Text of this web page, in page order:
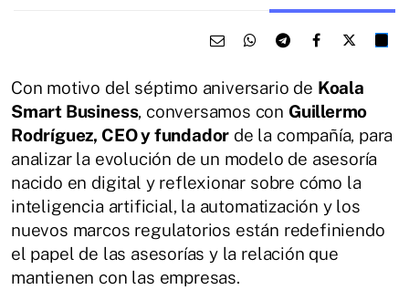
Con motivo del séptimo aniversario de Koala
Smart Business, conversamos con Guillermo
Rodríguez, CEO y fundador de la compañía, para
analizar la evolución de un modelo de asesoría
nacido en digital y reflexionar sobre cómo la
inteligencia artificial, la automatización y los
nuevos marcos regulatorios están redefiniendo
el papel de las asesorías y la relación que
mantienen con las empresas.